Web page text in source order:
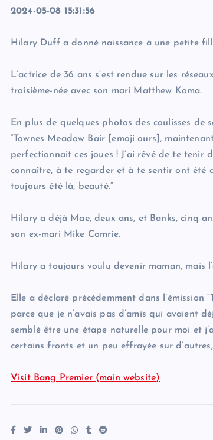
2024-05-08 15:31:56
Hilary Duff a donné naissance à une petite
L’actrice de 36 ans s’est rendue sur les
troisième-née avec son mari Matthew Koma.
En plus de quelques photos des coulisses de
“Townes Meadow Bair [emoji ours],
perfectionnait ces joues ! J’ai rêvé de te tenir
connaître, à te regarder et à te sentir ont été
toujours été là, beauté.”
Hilary a déjà Mae, deux ans, et Banks, cinq
son ex-mari Mike Comrie.
Hilary a toujours voulu devenir maman, mais
Elle a déclaré précédemment dans l’émission
parce que je n’avais pas d’amis qui avaient
semblé être une étape naturelle pour moi et
certains fronts et un peu effrayée sur
Visit Bang Premier (main website)